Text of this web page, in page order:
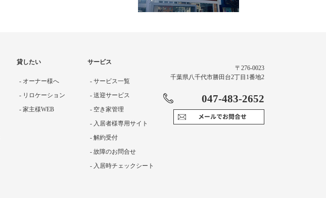
貸したい
- オーナー様へ
- リロケーション
- 家主様WEB
サービス
- サービス一覧
- 送迎サービス
- 空き家管理
- 入居者様専用サイト
- 解約受付
- 故障のお問合せ
- 入居時チェックシート
〒276-0023
千葉県八千代市勝田台2丁目1番地2
047-483-2652